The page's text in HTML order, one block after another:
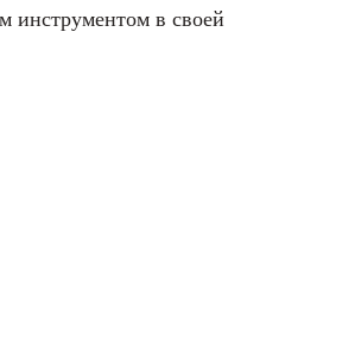
инструментом в своей